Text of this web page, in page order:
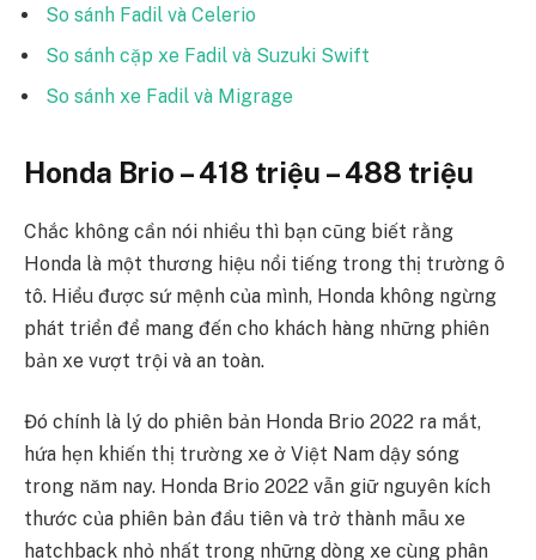
So sánh Fadil và Celerio
So sánh cặp xe Fadil và Suzuki Swift
So sánh xe Fadil và Migrage
Honda Brio – 418 triệu – 488 triệu
Chắc không cần nói nhiều thì bạn cũng biết rằng
Honda là một thương hiệu nổi tiếng trong thị trường ô
tô. Hiểu được sứ mệnh của mình, Honda không ngừng
phát triển để mang đến cho khách hàng những phiên
bản xe vượt trội và an toàn.
Đó chính là lý do phiên bản Honda Brio 2022 ra mắt,
hứa hẹn khiến thị trường xe ở Việt Nam dậy sóng
trong năm nay. Honda Brio 2022 vẫn giữ nguyên kích
thước của phiên bản đầu tiên và trở thành mẫu xe
hatchback nhỏ nhất trong những dòng xe cùng phân